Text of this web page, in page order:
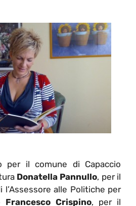
per il comune di Capaccio
Donatella Pannullo, per il
l’Assessore alle Politiche per
Francesco Crispino, per il